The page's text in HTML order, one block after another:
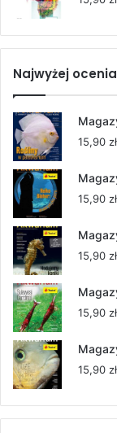
Najwyżej
15,90 zł
15,90 zł
15,90 zł
15,90 zł
15,90 zł